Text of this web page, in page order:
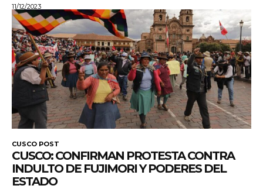
11/12/2023
CUSCO POST
CUSCO: CONFIRMAN PROTESTA CONTRA
INDULTO DE FUJIMORI Y PODERES DEL
ESTADO